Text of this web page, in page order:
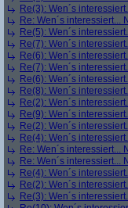
Re(3): Wen´s
Re: Wen´s interessiert...
Re(5): Wen´s
Re(7): Wen´s
Re(6): Wen´s
Re(7): Wen´s
Re(6): Wen´s
Re(8): Wen´s
Re(2): Wen´s
Re(9): Wen´s
Re(2): Wen´s
Re(4): Wen´s
Re: Wen´s interessiert...
Re: Wen´s interessiert...
Re(4): Wen´s
Re(2): Wen´s
Re(3): Wen´s